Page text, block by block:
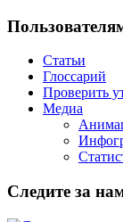
Статьи
Глоссарий
Проверить
Медиа
Следите за